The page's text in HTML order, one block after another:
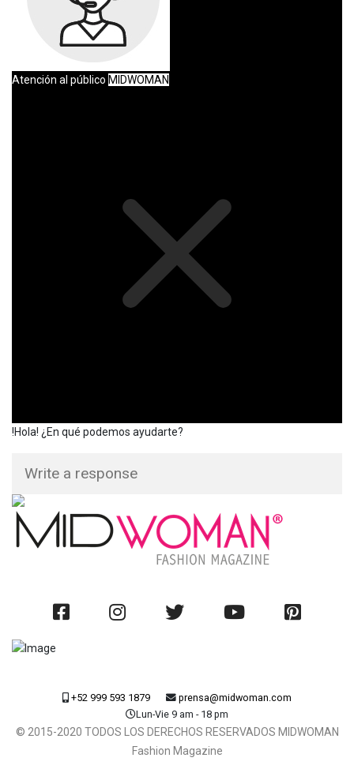
Atención al público MIDWOMAN
!Hola! ¿En qué podemos ayudarte?
+52 999 593 1879
prensa@midwoman.com
Lun-Vie 9 am - 18 pm
© 2015-2020 TODOS LOS DERECHOS RESERVADOS MIDWOMAN
Fashion Magazine